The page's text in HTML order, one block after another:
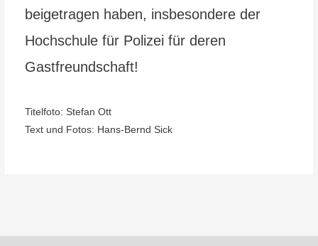
beigetragen haben, insbesondere der
Hochschule für Polizei für deren
Gastfreundschaft!
Titelfoto: Stefan Ott
Text und Fotos: Hans-Bernd Sick